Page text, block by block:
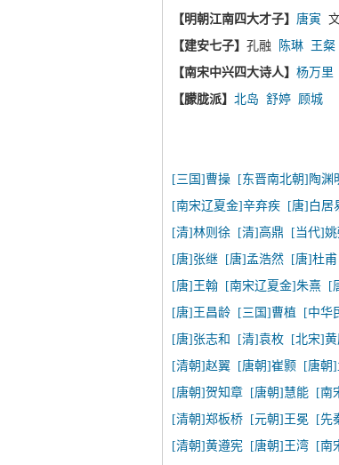
【明朝江南四大才子】 唐寅
【建安七子】 孔融 陈琳 王粲
【南宋中兴四大诗人】 杨万里
【朦胧派】 北岛 舒婷 顾城
[三国]曹操 [东晋南北朝]陶渊
[南宋辽夏金]辛弃疾
[唐]白居
[清]林则徐
[清]高鼎 [当代]
[唐]张继
[唐]孟浩然 [唐]杜甫
[唐]王翰
[南宋辽夏金]朱熹 [
[唐]王昌龄
[三国]曹植 [中华
[唐]张志和
[清]袁枚 [北宋]黄
[清朝]赵翼
[唐朝]崔颢 [唐朝
[唐朝]贺知章
[唐朝]慧能 [南
[清朝]郑板桥
[元朝]王冕 [先
[清朝]黄遵宪
[唐朝]王湾 [南